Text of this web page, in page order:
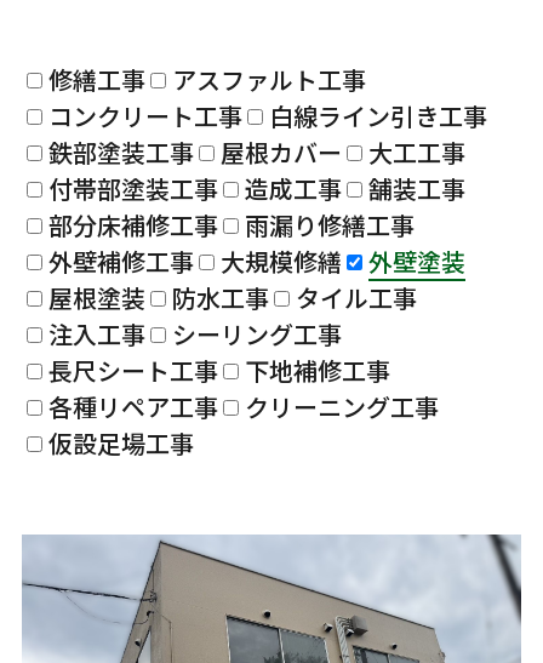
修繕工事
アスファルト工事
コンクリート工事
白線ライン引き工事
鉄部塗装工事
屋根カバー
大工工事
付帯部塗装工事
造成工事
舗装工事
部分床補修工事
雨漏り修繕工事
外壁補修工事
大規模修繕
外壁塗装
屋根塗装
防水工事
タイル工事
注入工事
シーリング工事
長尺シート工事
下地補修工事
各種リペア工事
クリーニング工事
仮設足場工事